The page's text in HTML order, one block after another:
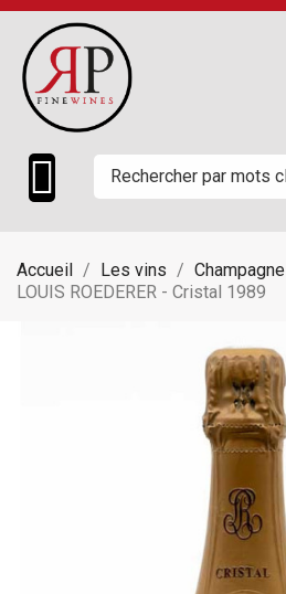

Accueil Les vins Champagne
LOUIS ROEDERER - Cristal 1989